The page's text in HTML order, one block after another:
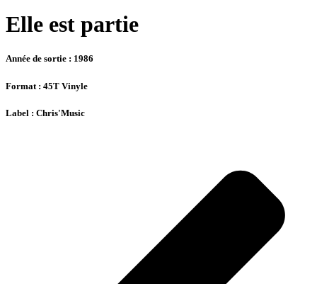
Elle est partie
Année de sortie : 1986
Format : 45T Vinyle
Label : Chris'Music